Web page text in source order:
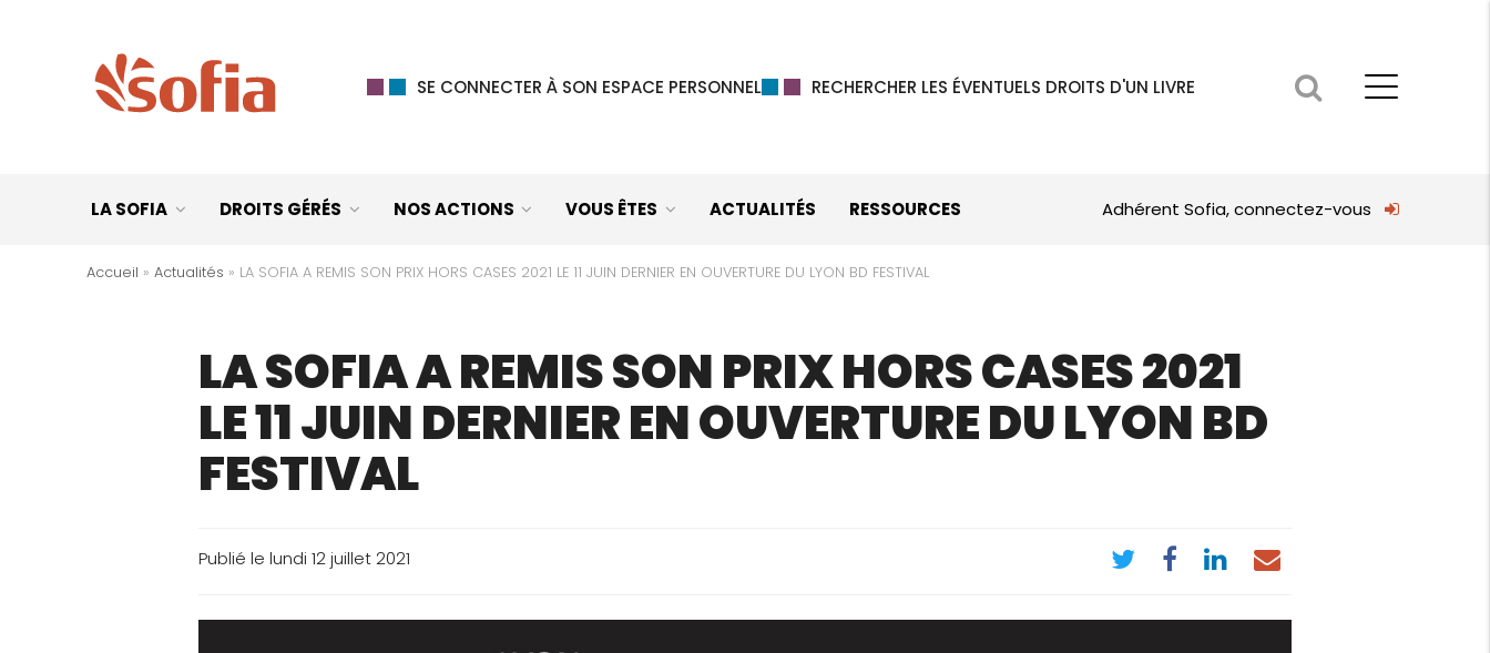
SE CONNECTER À SON ESPACE PERSONNEL RECHERCHER LES ÉVENTUELS DROITS D'UN LIVRE
LA SOFIA DROITS GÉRÉS NOS ACTIONS VOUS ÊTES ACTUALITÉS RESSOURCES Adhérent Sofia, connectez-vous
Accueil »Actualités » LA SOFIA A REMIS SON PRIX HORS CASES 2021 LE 11 JUIN DERNIER EN OUVERTURE DU LYON BD FESTIVAL
LA SOFIA A REMIS SON PRIX HORS CASES 2021
LE 11 JUIN DERNIER EN OUVERTURE DU LYON BD
FESTIVAL
Publié le lundi 12 juillet 2021